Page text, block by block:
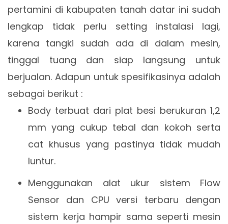
pertamini di kabupaten tanah datar ini sudah
lengkap tidak perlu setting instalasi lagi,
karena tangki sudah ada di dalam mesin,
tinggal tuang dan siap langsung untuk
berjualan. Adapun untuk spesifikasinya adalah
sebagai berikut :
Body terbuat dari plat besi berukuran 1,2
mm yang cukup tebal dan kokoh serta
cat khusus yang pastinya tidak mudah
luntur.
Menggunakan alat ukur sistem Flow
Sensor dan CPU versi terbaru dengan
sistem kerja hampir sama seperti mesin